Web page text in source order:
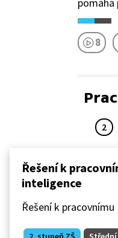
8
2
Řešení k
inteligence
Řešení k